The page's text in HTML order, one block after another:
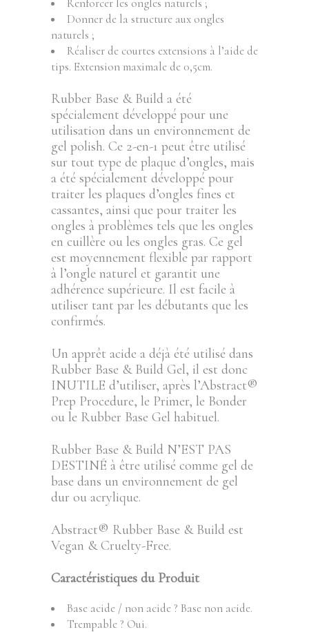
Renforcer les ongles naturels ;
Donner de la structure aux ongles
naturels ;
Réaliser de courtes extensions à l’aide de
tips. Extension maximale de 0,5cm.
Rubber Base & Build a été
spécialement développé pour une
utilisation dans un environnement de
gel polish. Ce 2-en-1 peut être utilisé
sur tout type de plaque d’ongles, mais
a été spécialement développé pour
traiter les plaques d’ongles fines et
cassantes, ainsi que pour traiter les
ongles à problèmes tels que les ongles
en cuillère ou les ongles gras. Ce gel
est moyennement flexible par rapport
à l’ongle naturel et garantit une
adhérence supérieure. Il est facile à
utiliser tant par les débutants que les
confirmés.
Un apprêt acide a déjà été utilisé dans
Rubber Base & Build Gel, il est donc
INUTILE d’utiliser, après l’Abstract®
Prep Procedure, le Primer, le Bonder
ou le Rubber Base Gel habituel.
Rubber Base & Build N’EST PAS
DESTINÉ à être utilisé comme gel de
base dans un environnement de gel
dur ou acrylique.
Abstract® Rubber Base & Build est
Vegan & Cruelty-Free.
Caractéristiques du Produit
Base acide / non acide ? Base non acide.
Trempable ? Oui.